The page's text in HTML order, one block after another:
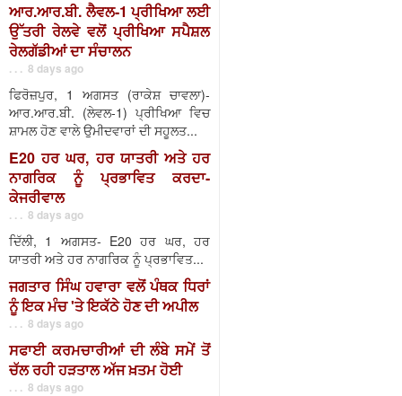
ਆਰ.ਆਰ.ਬੀ. ਲੈਵਲ-1 ਪ੍ਰੀਖਿਆ ਲਈ
ਉੱਤਰੀ ਰੇਲਵੇ ਵਲੋਂ ਪ੍ਰੀਖਿਆ ਸਪੈਸ਼ਲ
ਰੇਲਗੱਡੀਆਂ ਦਾ ਸੰਚਾਲਨ
. . . 8 days ago
ਫਿਰੋਜ਼ਪੁਰ, 1 ਅਗਸਤ (ਰਾਕੇਸ਼ ਚਾਵਲਾ)-
ਆਰ.ਆਰ.ਬੀ. (ਲੇਵਲ-1) ਪ੍ਰੀਖਿਆ ਵਿਚ
ਸ਼ਾਮਲ ਹੋਣ ਵਾਲੇ ਉਮੀਦਵਾਰਾਂ ਦੀ ਸਹੂਲਤ...
E20 ਹਰ ਘਰ, ਹਰ ਯਾਤਰੀ ਅਤੇ ਹਰ
ਨਾਗਰਿਕ ਨੂੰ ਪ੍ਰਭਾਵਿਤ ਕਰਦਾ-
ਕੇਜਰੀਵਾਲ
. . . 8 days ago
ਦਿੱਲੀ, 1 ਅਗਸਤ- E20 ਹਰ ਘਰ, ਹਰ
ਯਾਤਰੀ ਅਤੇ ਹਰ ਨਾਗਰਿਕ ਨੂੰ ਪ੍ਰਭਾਵਿਤ...
ਜਗਤਾਰ ਸਿੰਘ ਹਵਾਰਾ ਵਲੋਂ ਪੰਥਕ ਧਿਰਾਂ
ਨੂੰ ਇਕ ਮੰਚ 'ਤੇ ਇਕੱਠੇ ਹੋਣ ਦੀ ਅਪੀਲ
. . . 8 days ago
ਸਫਾਈ ਕਰਮਚਾਰੀਆਂ ਦੀ ਲੰਬੇ ਸਮੇਂ ਤੋਂ
ਚੱਲ ਰਹੀ ਹੜਤਾਲ ਅੱਜ ਖ਼ਤਮ ਹੋਈ
. . . 8 days ago